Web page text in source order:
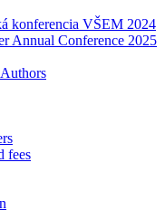
konferencia VŠEM 2024
Annual Conference 2025
fees